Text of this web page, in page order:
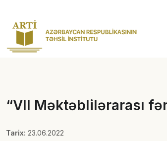
“VII Məktəblilərarası
Tarix: 23.06.2022